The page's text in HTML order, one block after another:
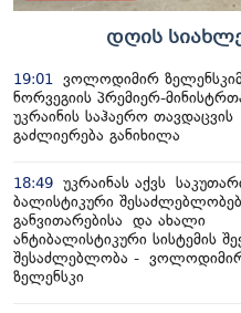
დღის
19:01
ვოლოდიმირ
ნორვეგიის პრემიერ-
უკრაინის საჰაერო თავდაცვის
გაძლიერება განიხილა
18:49 უკრაინას აქვს
ბალისტიკური
განვითარებისა და ახალი
ანტიბალისტიკური სისტემის
შესაძლებლობა -
ზელენსკი